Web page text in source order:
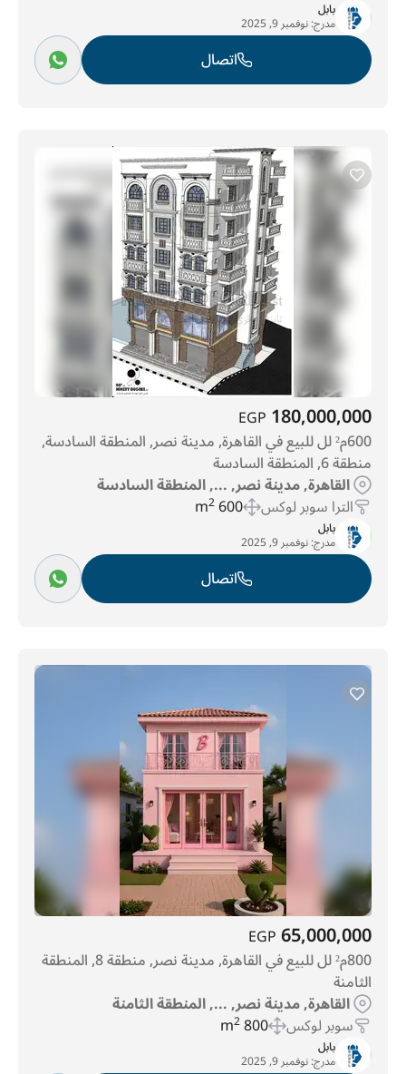
بابل
مدرج:نوفمبر 9, 2025
اتصال
180,000,000
EGP
600م² لل للبيع في القاهرة, مدينة نصر, المنطقة السادسة,
منطقة 6, المنطقة السادسة
القاهرة, مدينة نصر, ..., المنطقة السادسة
الترا سوبر لوكس 600 m
2
بابل
مدرج:نوفمبر 9, 2025
اتصال
65,000,000
EGP
800م² لل للبيع في القاهرة, مدينة نصر, منطقة 8, المنطقة
الثامنة
القاهرة, مدينة نصر, ..., المنطقة الثامنة
سوبر لوكس 800 m
2
بابل
مدرج:نوفمبر 9, 2025